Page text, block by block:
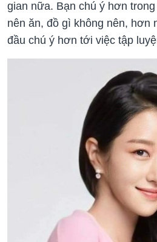
gian nữa. Bạn chú ý hơn
nên ăn, đồ gì không nên, hơn
đầu chú ý hơn tới việc tập